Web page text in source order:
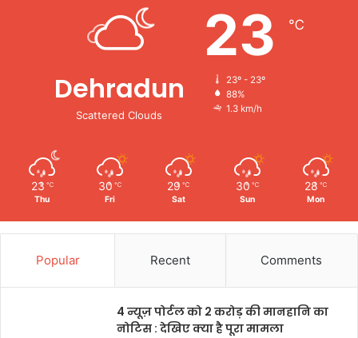
Dehradun
Scattered Clouds
23 ℃
23º - 23º
88%
1.3 km/h
23 ℃
Thu
30 ℃
Fri
29 ℃
Sat
30 ℃
Sun
28 ℃
Mon
Popular Recent Comments
4 न्यूज़ पोर्टल को 2 करोड़ की मानहानि का
नोटिस : देखिए क्या है पूरा मामला